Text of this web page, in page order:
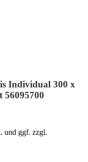
Individual 300 x
56095700
und ggf. zzgl.